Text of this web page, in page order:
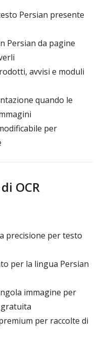
Persian presente
Persian da pagine
avvisi e moduli
quando le
per
OCR
precisione per testo
per la lingua Persian
immagine per
per raccolte di